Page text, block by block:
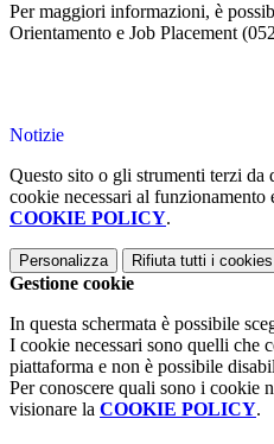
Per maggiori informazioni, è
Orientamento e Job Placement
Notizie
Questo sito o gli strumenti terzi
cookie necessari al
COOKIE POLICY.
Personalizza Rifiuta tutti i cookies
Gestione cookie
In questa schermata è possibile
I cookie necessari sono quelli che
piattaforma e non è possibile
Per conoscere quali sono i cookie
visionare la COOKIE POLICY.